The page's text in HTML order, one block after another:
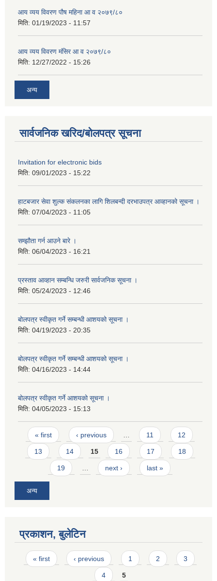
आय व्यय विवरण पौष महिना आ व २०७९/८०
मिति: 01/19/2023 - 11:57
आय व्यय विवरण मंसिर आ व २०७९/८०
मिति: 12/27/2022 - 15:26
अन्य
सार्वजनिक खरिद/बोलपत्र सूचना
Invitation for electronic bids
मिति: 09/01/2023 - 15:22
हाटबजार सेवा शुल्क संकलनका लागि शिलबन्दी दरभाउपत्र आव्हानको सूचना ।
मिति: 07/04/2023 - 11:05
सम्झौता गर्न आउने बारे ।
मिति: 06/04/2023 - 16:21
प्रस्ताव आव्हान सम्बन्धि जरुरी सार्वजनिक सूचना ।
मिति: 05/24/2023 - 12:46
बोलपत्र स्वीकृत गर्ने सम्बन्धी आशयको सूचना ।
मिति: 04/19/2023 - 20:35
बोलपत्र स्वीकृत गर्ने सम्बन्धी आशयको सूचना ।
मिति: 04/16/2023 - 14:44
बोलपत्र स्वीकृत गर्ने आशयको सूचना ।
मिति: 04/05/2023 - 15:13
Pages
« first ‹ previous … 11 12
13 14 15 16 17 18
19 … next › last »
अन्य
प्रकाशन, बुलेटिन
Pages
« first ‹ previous 1 2 3
4 5